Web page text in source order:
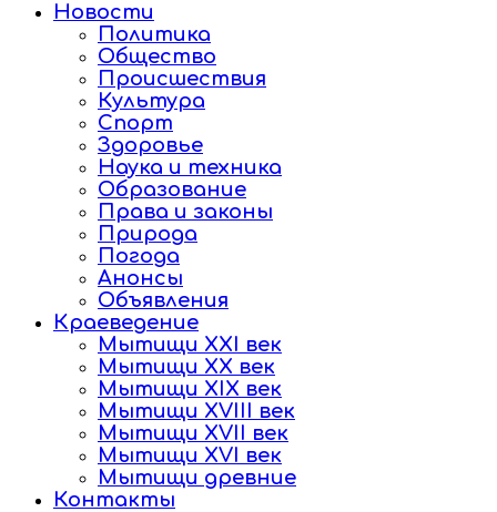
Новости
Политика
Общество
Происшествия
Культура
Спорт
Здоровье
Наука и техника
Образование
Права и законы
Природа
Погода
Анонсы
Объявления
Краеведение
Мытищи XXI век
Мытищи XX век
Мытищи XIX век
Мытищи XVIII век
Мытищи XVII век
Мытищи XVI век
Мытищи древние
Контакты